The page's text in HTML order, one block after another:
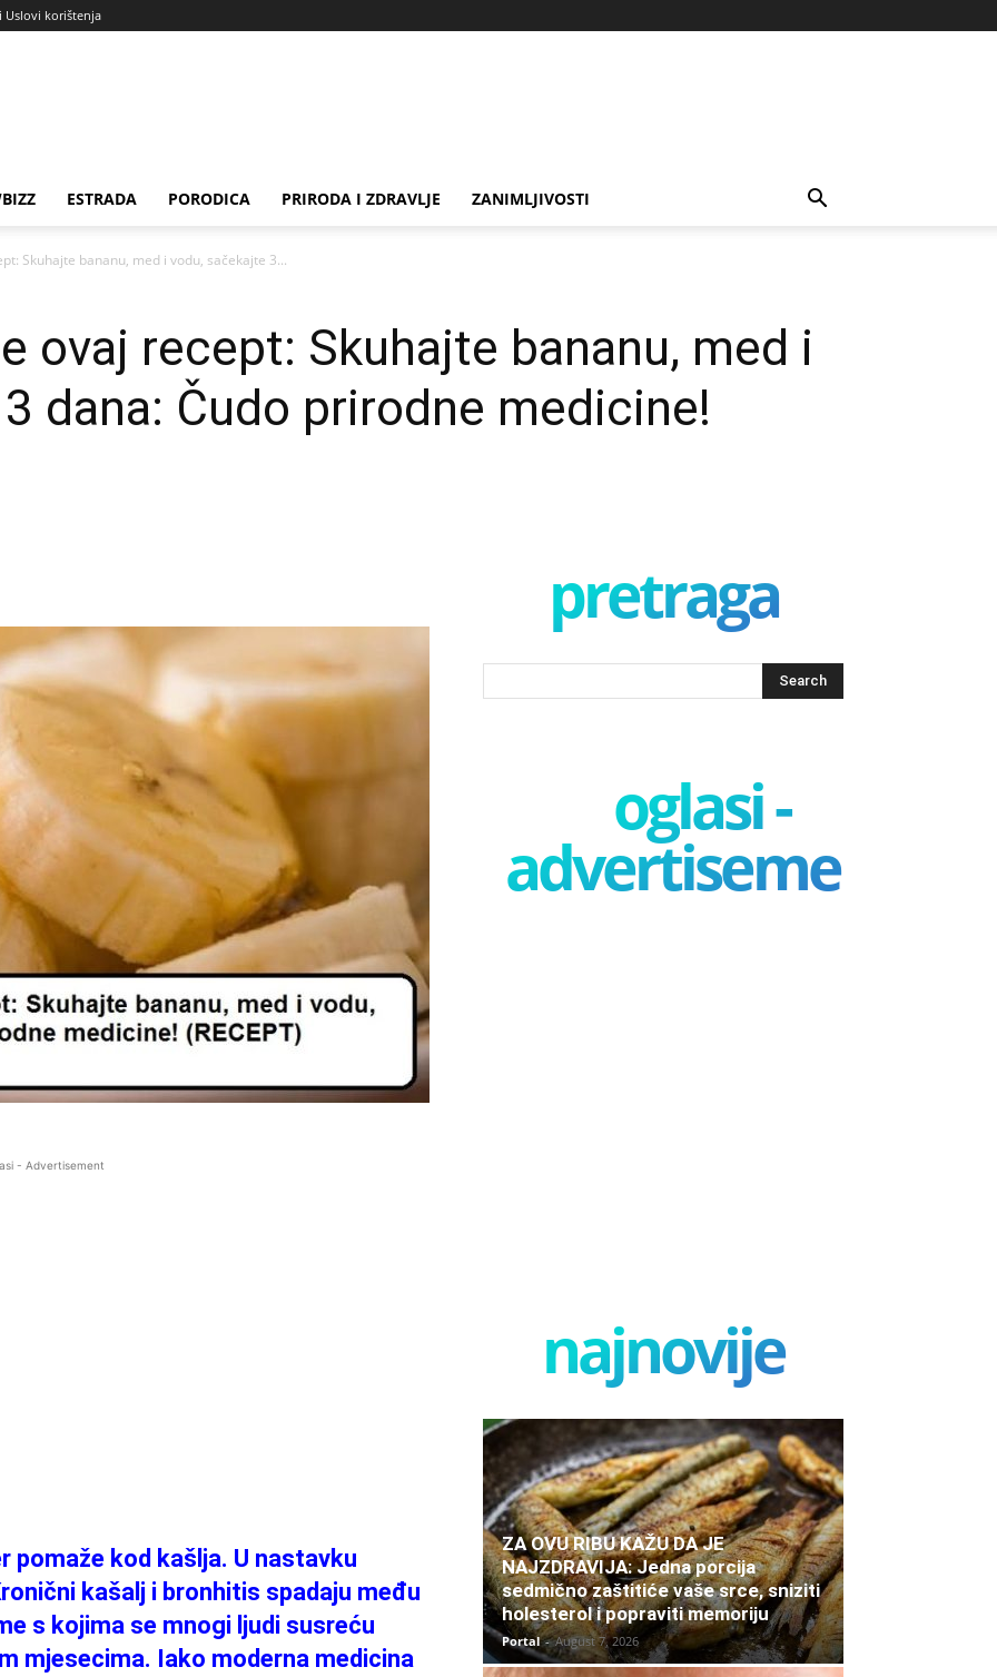
Uslovi korištenja
ESTRADA PORODICA PRIRODA I ZDRAVLJE ZANIMLJIVOSTI
Skuhajte bananu, med i vodu, sačekajte 3...
ovaj recept: Skuhajte bananu, med i
dana: Čudo prirodne medicine!
- Advertisement
pomaže kod kašlja. U nastavku
kašalj i bronhitis spadaju među
s kojima se mnogi ljudi susreću
mjesecima. Iako moderna medicina
pretraga
oglasi -
advertisement
najnovije
ZA OVU RIBU KAŽU DA JE
NAJZDRAVIJA: Jedna porcija
sedmično zaštitiće vaše srce, sniziti
holesterol i popraviti memoriju
Portal - August 7, 2026